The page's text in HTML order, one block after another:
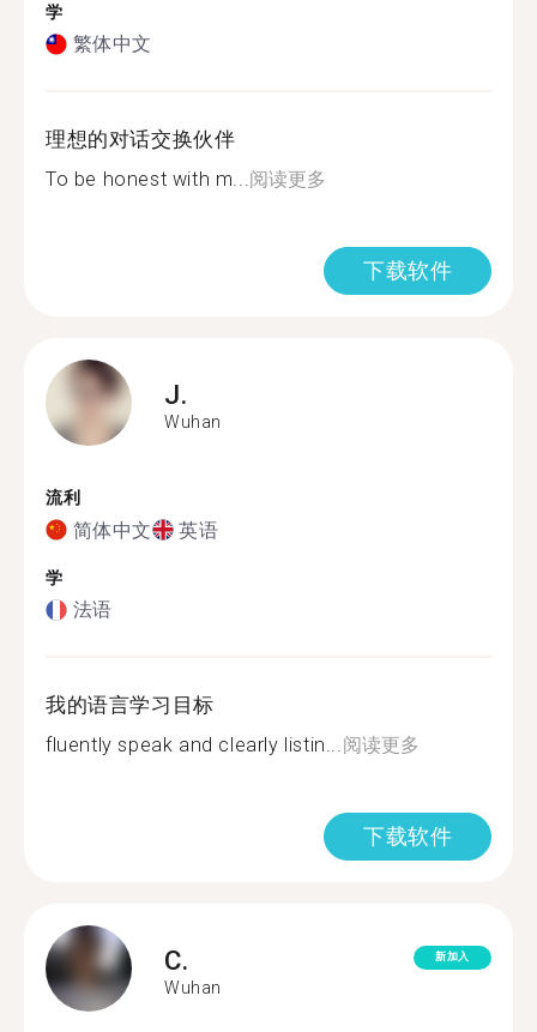
学
繁体中文
理想的对话交换伙伴
To be honest with m...阅读更多
下载软件
J.
Wuhan
流利
简体中文 英语
学
法语
我的语言学习目标
fluently speak and clearly listin...阅读更多
下载软件
C.
Wuhan
新加入